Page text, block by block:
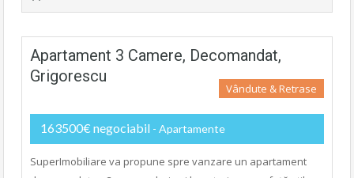
Apartament 3 Camere, Decomandat,
Grigorescu
Vândute & Retrase
163500€ negociabil - Apartamente
SuperImobiliare va propune spre vanzare un apartament